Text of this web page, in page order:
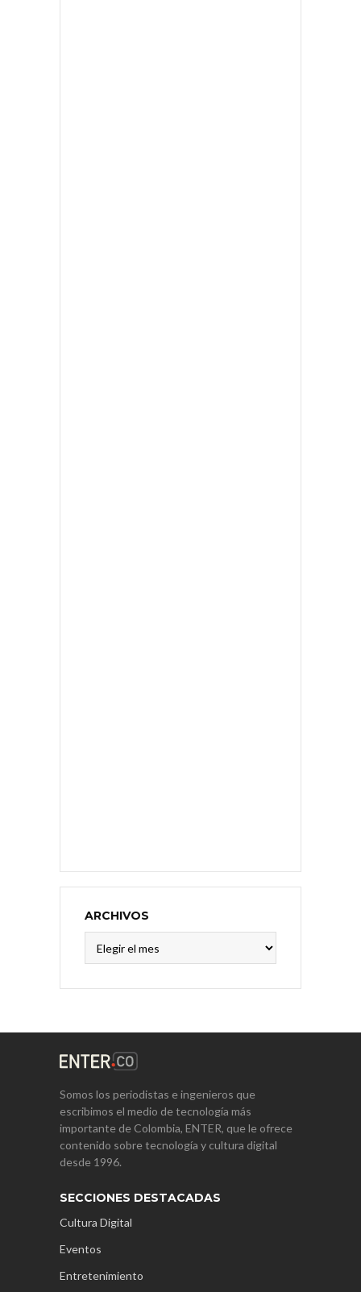
ARCHIVOS
Somos los periodistas e ingenieros que
escribimos el medio de tecnología más
importante de Colombia, ENTER, que le ofrece
contenido sobre tecnología y cultura digital
desde 1996.
SECCIONES DESTACADAS
Cultura Digital
Eventos
Entretenimiento